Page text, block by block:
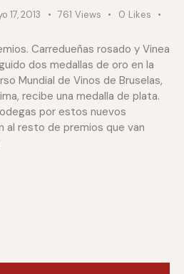
17, 2013 761 Views 0 Likes
Carredueñas rosado y Vinea
dos medallas de oro en la
Mundial de Vinos de Bruselas,
recibe una medalla de plata.
por estos nuevos
al resto de premios que van